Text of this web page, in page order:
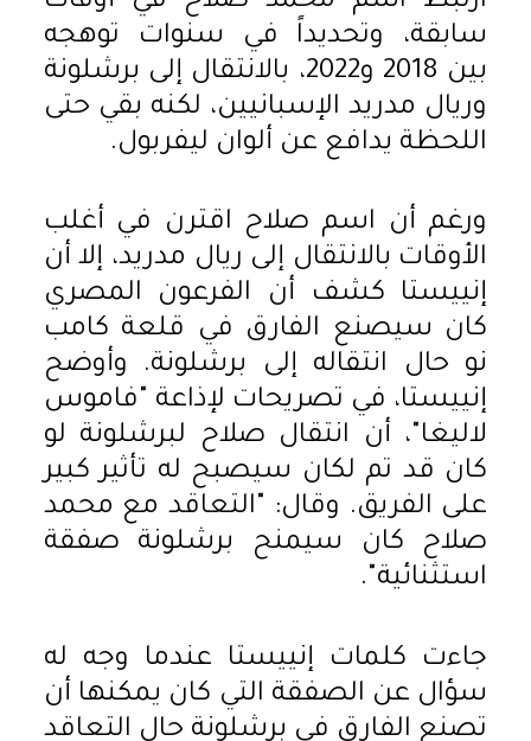
سابقة، وتحديداً في سنوات توهجه
بين 2018 و2022، بالانتقال إلى برشلونة
وريال مدريد الإسبانيين، لكنه بقي حتى
اللحظة يدافع عن ألوان ليفربول.
ورغم أن اسم صلاح اقترن في أغلب
الأوقات بالانتقال إلى ريال مدريد، إلا أن
إنييستا كشف أن الفرعون المصري
كان سيصنع الفارق في قلعة كامب
نو حال انتقاله إلى برشلونة. وأوضح
إنييستا، في تصريحات لإذاعة "فاموس
لاليغا"، أن انتقال صلاح لبرشلونة لو
كان قد تم لكان سيصبح له تأثير كبير
على الفريق. وقال: "التعاقد مع محمد
صلاح كان سيمنح برشلونة صفقة
استثنائية".
جاءت كلمات إنييستا عندما وجه له
سؤال عن الصفقة التي كان يمكنها أن
تصنع الفارق في برشلونة حال التعاقد